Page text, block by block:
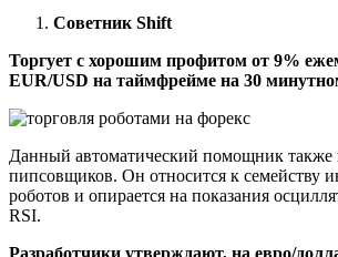
Советник Shift
Торгует с хорошим профитом от 9%
EUR/USD на таймфрейме на 30
Данный автоматический помощник также
пипсовщиков. Он относится к семейству
роботов и опирается на показания
RSI.
Разработчики утверждают, на евро/